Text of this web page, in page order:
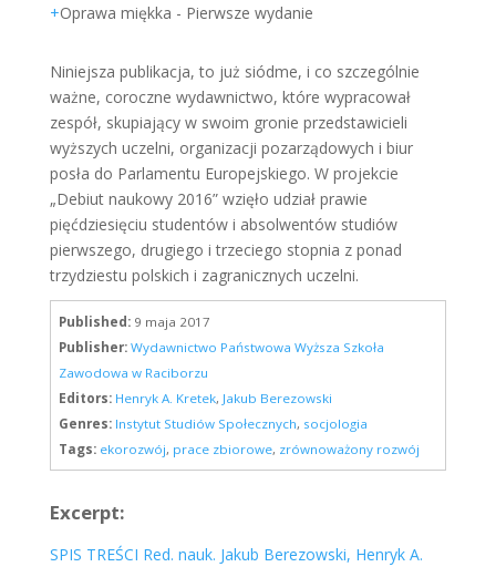
Oprawa miękka - Pierwsze wydanie
Niniejsza publikacja, to już siódme, i co szczególnie
ważne, coroczne wydawnictwo, które wypracował
zespół, skupiający w swoim gronie przedstawicieli
wyższych uczelni, organizacji pozarządowych i biur
posła do Parlamentu Europejskiego. W projekcie
„Debiut naukowy 2016” wzięło udział prawie
pięćdziesięciu studentów i absolwentów studiów
pierwszego, drugiego i trzeciego stopnia z ponad
trzydziestu polskich i zagranicznych uczelni.
Published: 9 maja 2017
Publisher: Wydawnictwo Państwowa Wyższa Szkoła
Zawodowa w Raciborzu
Editors: Henryk A. Kretek, Jakub Berezowski
Genres: Instytut Studiów Społecznych, socjologia
Tags: ekorozwój, prace zbiorowe, zrównoważony rozwój
Excerpt:
SPIS TREŚCI Red. nauk. Jakub Berezowski, Henryk A.